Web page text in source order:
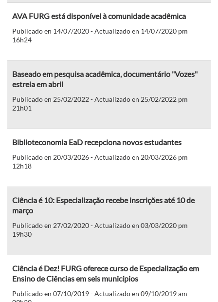
AVA FURG está disponível à comunidade acadêmica
Publicado en 14/07/2020 - Actualizado en 14/07/2020 pm
16h24
Baseado em pesquisa acadêmica, documentário "Vozes"
estreia em abril
Publicado en 25/02/2022 - Actualizado en 25/02/2022 pm
21h01
Biblioteconomia EaD recepciona novos estudantes
Publicado en 20/03/2026 - Actualizado en 20/03/2026 pm
12h18
Ciência é 10: Especialização recebe inscrições até 10 de
março
Publicado en 27/02/2020 - Actualizado en 03/03/2020 pm
19h30
Ciência é Dez! FURG oferece curso de Especialização em
Ensino de Ciências em seis municípios
Publicado en 07/10/2019 - Actualizado en 09/10/2019 am